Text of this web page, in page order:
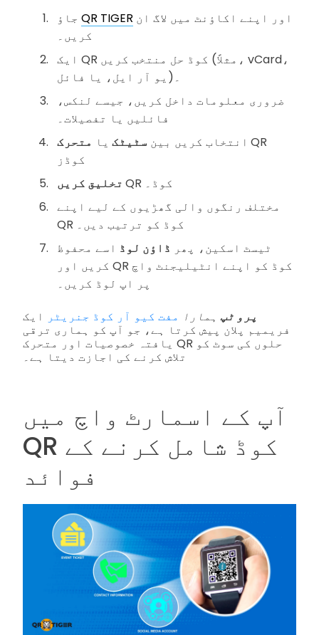
QR TIGER
کریں۔
ایک QR کوڈ حل منتخب کریں (مثلاً، vCard،
یو آر ایل، یا فائل)۔
ضروری معلومات داخل کریں، جیسے لنکس،
فائلیں یا تفصیلات۔
انتخاب کریں بین سٹیٹک یا
QR
کوڈز
QR کوڈ۔
مختلف رنگوں والی گھڑیوں کے لیے اپنے
QR کوڈ کو ترتیب دیں۔
ٹیسٹ اسکین، پھر ڈاؤن لوڈ اسے محفوظ
کریں اور QR کوڈ کو اپنے انٹیلیجنٹ واچ
پر اپ لوڈ کریں۔
پرو ٹپ ہمارا مفت کیو آر کوڈ جنریٹر ایک
فریمیم پلان پیش کرتا ہے، جو آپ کو ہماری ترقی
یافتہ خصوصیات اور متحرک QR حلوں کی سوٹ کو
تلاش کرنے کی اجازت دیتا ہے۔
آپ کے اسمارٹ واچ میں
QR کوڈ شامل کرنے کے
فوائد